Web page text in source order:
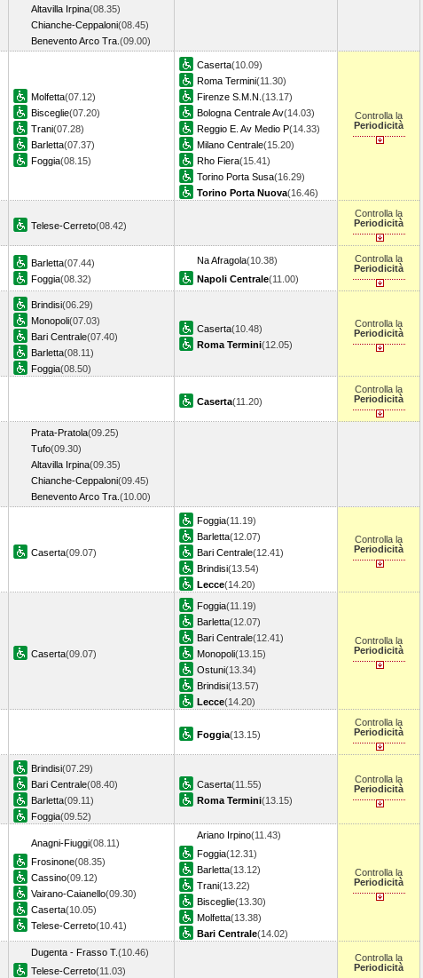
Altavilla Irpina(08.35)
Chianche-Ceppaloni(08.45)
Benevento Arco Tra. (09.00)
Molfetta(07.12)
Bisceglie(07.20)
Trani(07.28)
Barletta(07.37)
Foggia(08.15)
Caserta(10.09)
Roma Termini(11.30)
Firenze S.M.N. (13.17)
Bologna Centrale Av(14.03)
Reggio E. Av Medio P(14.33)
Milano Centrale(15.20)
Rho Fiera(15.41)
Torino Porta Susa(16.29)
Torino Porta Nuova(16.46)
Controlla la
Periodicità
Telese-Cerreto(08.42)
Controlla la
Periodicità
Barletta(07.44)
Foggia(08.32)
Na Afragola(10.38)
Napoli Centrale(11.00)
Controlla la
Periodicità
Brindisi(06.29)
Monopoli(07.03)
Bari Centrale(07.40)
Barletta(08.11)
Foggia(08.50)
Caserta(10.48)
Roma Termini(12.05)
Controlla la
Periodicità
Caserta(11.20)
Controlla la
Periodicità
Prata-Pratola(09.25)
Tufo(09.30)
Altavilla Irpina(09.35)
Chianche-Ceppaloni(09.45)
Benevento Arco Tra. (10.00)
Caserta(09.07)
Foggia(11.19)
Barletta(12.07)
Bari Centrale(12.41)
Brindisi(13.54)
Lecce(14.20)
Controlla la
Periodicità
Caserta(09.07)
Foggia(11.19)
Barletta(12.07)
Bari Centrale(12.41)
Monopoli(13.15)
Ostuni(13.34)
Brindisi(13.57)
Lecce(14.20)
Controlla la
Periodicità
Foggia(13.15)
Controlla la
Periodicità
Brindisi(07.29)
Bari Centrale(08.40)
Barletta(09.11)
Foggia(09.52)
Caserta(11.55)
Roma Termini(13.15)
Controlla la
Periodicità
Anagni-Fiuggi(08.11)
Frosinone(08.35)
Cassino(09.12)
Vairano-Caianello(09.30)
Caserta(10.05)
Telese-Cerreto(10.41)
Ariano Irpino(11.43)
Foggia(12.31)
Barletta(13.12)
Trani(13.22)
Bisceglie(13.30)
Molfetta(13.38)
Bari Centrale(14.02)
Controlla la
Periodicità
Dugenta - Frasso T.(10.46)
Telese-Cerreto(11.03)
Controlla la
Periodicità